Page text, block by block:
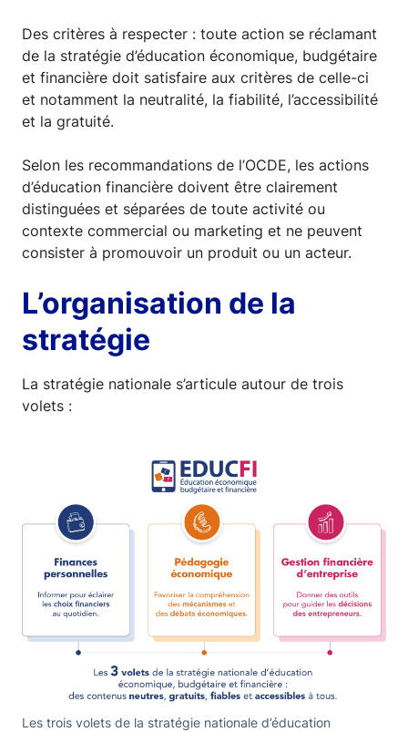
Des critères à respecter : toute action se réclamant
de la stratégie d’éducation économique, budgétaire
et financière doit satisfaire aux critères de celle-ci
et notamment la neutralité, la fiabilité, l’accessibilité
et la gratuité.
Selon les recommandations de l’OCDE, les actions
d’éducation financière doivent être clairement
distinguées et séparées de toute activité ou
contexte commercial ou marketing et ne peuvent
consister à promouvoir un produit ou un acteur.
L’organisation de la
stratégie
La stratégie nationale s’articule autour de trois
volets :
Les trois volets de la stratégie nationale d’éducation